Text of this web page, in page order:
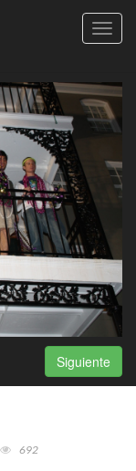
Siguiente
692